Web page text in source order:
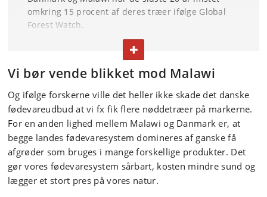
omkring 15 procent af deres træer ifølge Global
Forest Watch.
På globalt plan dyrkes cirka 200 afgrøder, hvor ni af
dem (sukkerrør, majs, ris, hvede, kartofler,
sojabønner, oliepalmefrugt, sukkerroer og kassava)
tegner sig for over 66 procent af al
afgrødeproduktion.
Hvede, ris og majs står for 48 procent af det
gennemsnitlige daglige kalorieforbrug for verdens
befolkning.
læs studiet i
Nature:https://www.nature.com/articles/s43016-
024-01028-4
FOLD TEKST IND ELLER UD
Vi bør vende blikket mod Malawi
Og ifølge forskerne ville det heller ikke skade det danske
fødevareudbud at vi fx fik flere nøddetræer på markerne.
For en anden lighed mellem Malawi og Danmark er, at
begge landes fødevaresystem domineres af ganske få
afgrøder som bruges i mange forskellige produkter. Det
gør vores fødevaresystem sårbart, kosten mindre sund og
lægger et stort pres på vores natur.